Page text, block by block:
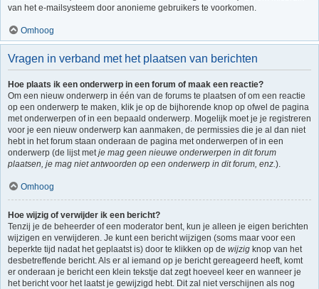
van het e-mailsysteem door anonieme gebruikers te voorkomen.
Omhoog
Vragen in verband met het plaatsen van berichten
Hoe plaats ik een onderwerp in een forum of maak een reactie?
Om een nieuw onderwerp in één van de forums te plaatsen of om een reactie
op een onderwerp te maken, klik je op de bijhorende knop op ofwel de pagina
met onderwerpen of in een bepaald onderwerp. Mogelijk moet je je registreren
voor je een nieuw onderwerp kan aanmaken, de permissies die je al dan niet
hebt in het forum staan onderaan de pagina met onderwerpen of in een
onderwerp (de lijst metje mag geen nieuwe onderwerpen in dit forum
plaatsen, je mag niet antwoorden op een onderwerp in dit forum, enz.).
Omhoog
Hoe wijzig of verwijder ik een bericht?
Tenzij je de beheerder of een moderator bent, kun je alleen je eigen berichten
wijzigen en verwijderen. Je kunt een bericht wijzigen (soms maar voor een
beperkte tijd nadat het geplaatst is) door te klikken op de wijzig knop van het
desbetreffende bericht. Als er al iemand op je bericht gereageerd heeft, komt
er onderaan je bericht een klein tekstje dat zegt hoeveel keer en wanneer je
het bericht voor het laatst je gewijzigd hebt. Dit zal niet verschijnen als nog